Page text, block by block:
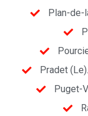
Plan-de-
Pradet
Puget-